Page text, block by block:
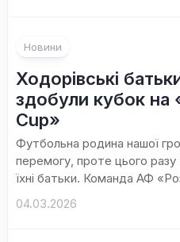
Новини
Ходорівські
здобули кубок на
Cup»
Футбольна родина нашої
перемогу, проте цього разу
їхні батьки. Команда АФ
04.03.2026